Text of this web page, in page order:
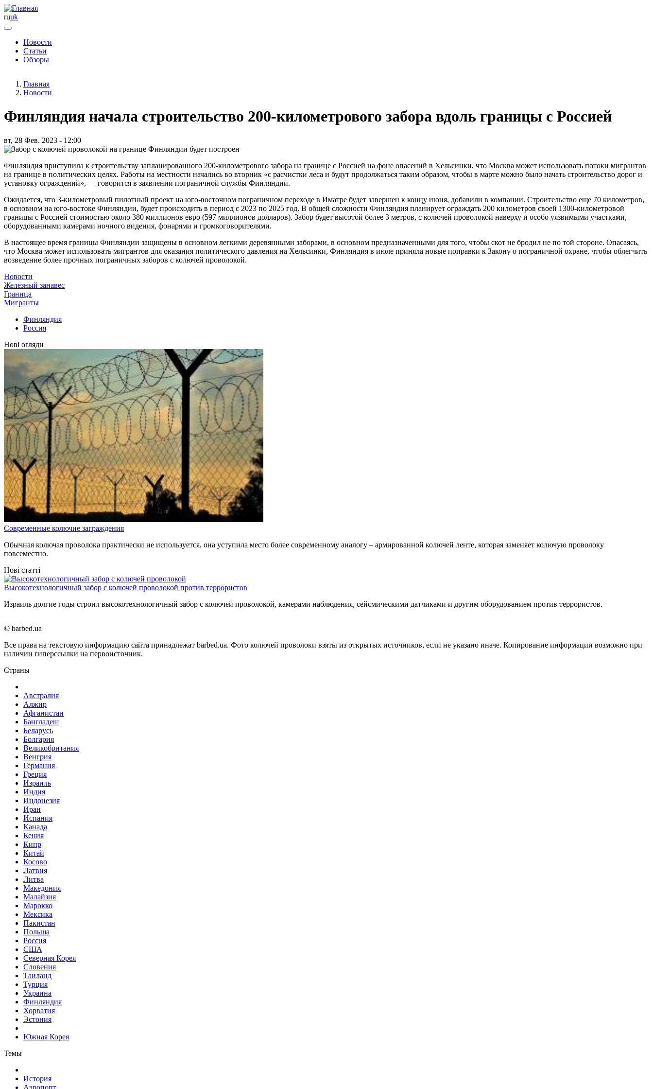
ruuk
Основная
навигация
Новости
Статьи
Обзоры
Главная
Новости
Финляндия начала строительство 200-километрового забора вдоль границы с Россией
вт, 28 Фев. 2023 - 12:00
Финляндия приступила к строительству запланированного 200-километрового забора на границе с Россией на фоне опасений в Хельсинки, что Москва может использовать потоки мигрантов
на границе в политических целях. Работы на местности начались во вторник «с расчистки леса и будут продолжаться таким образом, чтобы в марте можно было начать строительство дорог и
установку ограждений», — говорится в заявлении пограничной службы Финляндии.
Ожидается, что 3-километровый пилотный проект на юго-восточном пограничном переходе в Иматре будет завершен к концу июня, добавили в компании. Строительство еще 70 километров,
в основном на юго-востоке Финляндии, будет происходить в период с 2023 по 2025 год. В общей сложности Финляндия планирует ограждать 200 километров своей 1300-километровой
границы с Россией стоимостью около 380 миллионов евро (597 миллионов долларов). Забор будет высотой более 3 метров, с колючей проволокой наверху и особо уязвимыми участками,
оборудованными камерами ночного видения, фонарями и громкоговорителями.
В настоящее время границы Финляндии защищены в основном легкими деревянными заборами, в основном предназначенными для того, чтобы скот не бродил не по той стороне. Опасаясь,
что Москва может использовать мигрантов для оказания политического давления на Хельсинки, Финляндия в июле приняла новые поправки к Закону о пограничной охране, чтобы облегчить
возведение более прочных пограничных заборов с колючей проволокой.
Новости
Железный занавес
Граница
Мигранты
Финляндия
Россия
Нові огляди
Современные колючие заграждения
Обычная колючая проволока практически не используется, она уступила место более современному аналогу – армированной колючей ленте, которая заменяет колючую проволоку
повсеместно.
Нові статті
Высокотехнологичный забор с колючей проволокой против террористов
Израиль долгие годы строил высокотехнологичный забор с колючей проволокой, камерами наблюдения, сейсмическими датчиками и другим оборудованием против террористов.
© barbed.ua
Все права на текстовую информацию сайта принадлежат barbed.ua. Фото колючей проволоки взяты из открытых источников, если не указано иначе. Копирование информации возможно при
наличии гиперссылки на первоисточник.
Страны
Австралия
Алжир
Афганистан
Бангладеш
Беларусь
Болгария
Великобритания
Венгрия
Германия
Греция
Израиль
Индия
Индонезия
Иран
Испания
Канада
Кения
Кипр
Китай
Косово
Латвия
Литва
Македония
Малайзия
Марокко
Мексика
Пакистан
Польша
Россия
США
Северная Корея
Словения
Таиланд
Турция
Украина
Финляндия
Хорватия
Эстония
Южная Корея
Темы
История
Аэропорт